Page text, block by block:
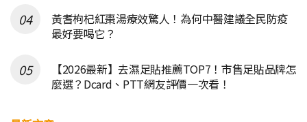
黃耆枸杞紅棗湯療效驚人！為何中醫建議全民防疫
最好要喝它？
【2026最新】去濕足貼推薦TOP7！市售足貼品牌怎
麼選？Dcard、PTT網友評價一次看！